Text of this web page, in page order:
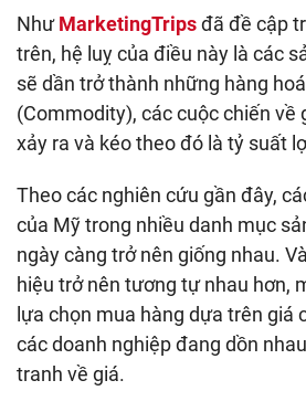
NhưMarketingTripsđã đề cập
trên, hệ luỵ của điều này là các
sẽ dần trở thành những hàng
(Commodity), các cuộc chiến về
xảy ra và kéo theo đó là tỷ suất
Theo các nghiên cứu gần đây,
của Mỹ trong nhiều danh mục
ngày càng trở nên giống nhau.
hiệu trở nên tương tự nhau hơn,
lựa chọn mua hàng dựa trên giá
các doanh nghiệp đang dồn
tranh về giá.